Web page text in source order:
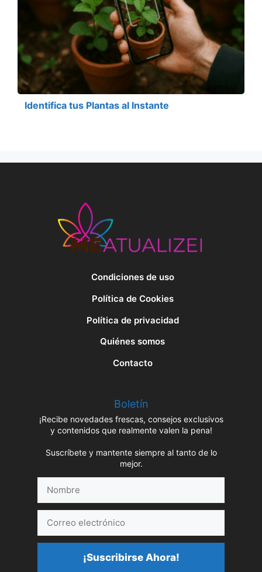
Identifica tus Plantas al Instante
Condiciones de uso
Política de Cookies
Política de privacidad
Quiénes somos
Contacto
Boletín
¡Recibe novedades frescas, consejos exclusivos
y contenidos que realmente valen la pena!
Suscríbete y mantente siempre al tanto de lo
mejor.
electrónico
¡Suscribirse Ahora!